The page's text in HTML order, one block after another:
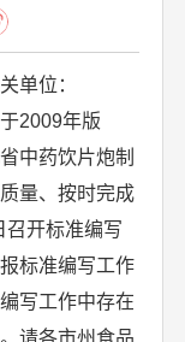
单位：
2009年版
中药饮片炮制
量、按时完成
召开标准编写
标准编写工作
写工作中存在
请各市州食品